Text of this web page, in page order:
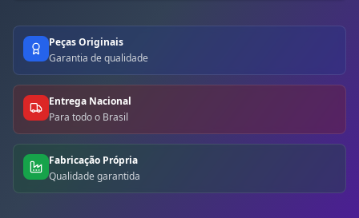
Peças Originais
Garantia de qualidade
Entrega Nacional
Para todo o Brasil
Fabricação Própria
Qualidade garantida